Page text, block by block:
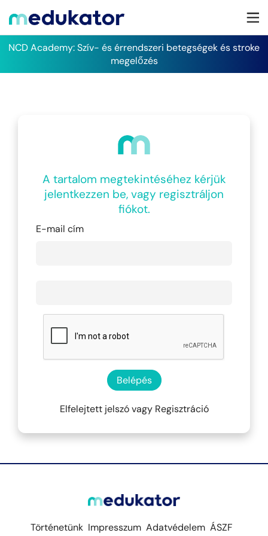
NCD Academy: Szív- és érrendszeri betegségek és stroke
megelőzés
A tartalom megtekintéséhez kérjük
jelentkezzen be, vagy regisztráljon
fiókot.
E-mail cím
Belépés
Elfelejtett jelszóvagy Regisztráció
Történetünk Impresszum Adatvédelem ÁSZF